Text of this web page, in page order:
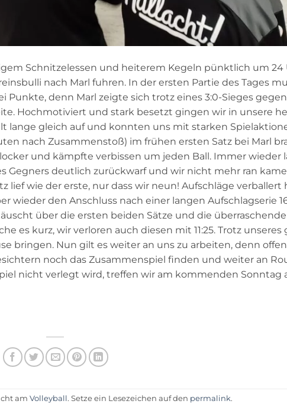
Schnitzelessen und heiterem Kegeln pünktlich um 24
nach Marl fuhren. In der ersten Partie des Tages
Punkte, denn Marl zeigte sich trotz eines 3:0-Sieges gegen
Hochmotiviert und stark besetzt gingen wir in unsere
lange gleich auf und konnten uns mit starken
nach Zusammenstoß) im frühen ersten Satz bei Marl
und kämpfte verbissen um jeden Ball. Immer wieder
Gegners deutlich zurückwarf und wir nicht mehr ran
lief wie der erste, nur dass wir neun! Aufschläge verballert
wieder den Anschluss nach einer langen Aufschlagserie
über die ersten beiden Sätze und die
es kurz, wir verloren auch diesen mit 11:25. Trotz unseres
bringen. Nun gilt es weiter an uns zu arbeiten, denn
noch das Zusammenspiel finden und weiter an
nicht verlegt wird, treffen wir am kommenden Sonntag
am Volleyball. Setze ein Lesezeichen auf den permalink.